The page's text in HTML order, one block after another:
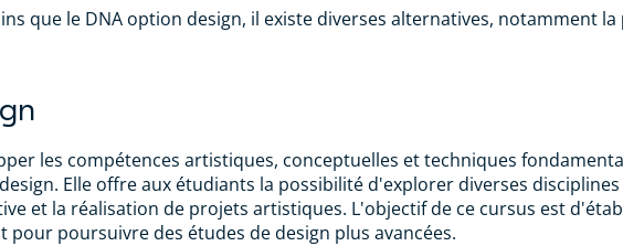
que le DNA option design, il existe diverses alternatives, notamment la
les compétences artistiques, conceptuelles et techniques
Elle offre aux étudiants la possibilité d'explorer diverses
et la réalisation de projets artistiques. L'objectif de ce cursus est
poursuivre des études de design plus avancées.